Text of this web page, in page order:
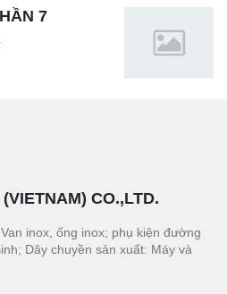
7
CO.,LTD.
inox, ống inox; phụ kiện đường
Dây chuyền sản xuất: Máy và